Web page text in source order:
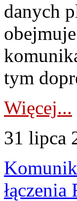
danych
tym
Więcej...
31 lipca